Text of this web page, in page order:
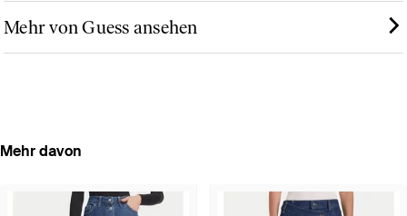
Mehr von Guess ansehen
Mehr davon